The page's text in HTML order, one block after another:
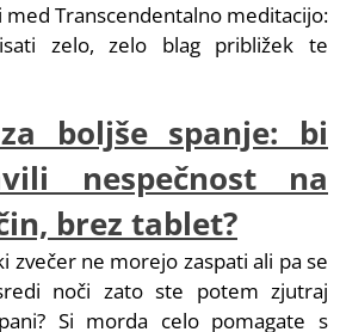
med Transcendentalno meditacijo:
zelo, zelo blag približek te
boljše spanje: bi
nespečnost na
brez tablet?
zvečer ne morejo zaspati ali pa se
noči zato ste potem zjutraj
Si morda celo pomagate s